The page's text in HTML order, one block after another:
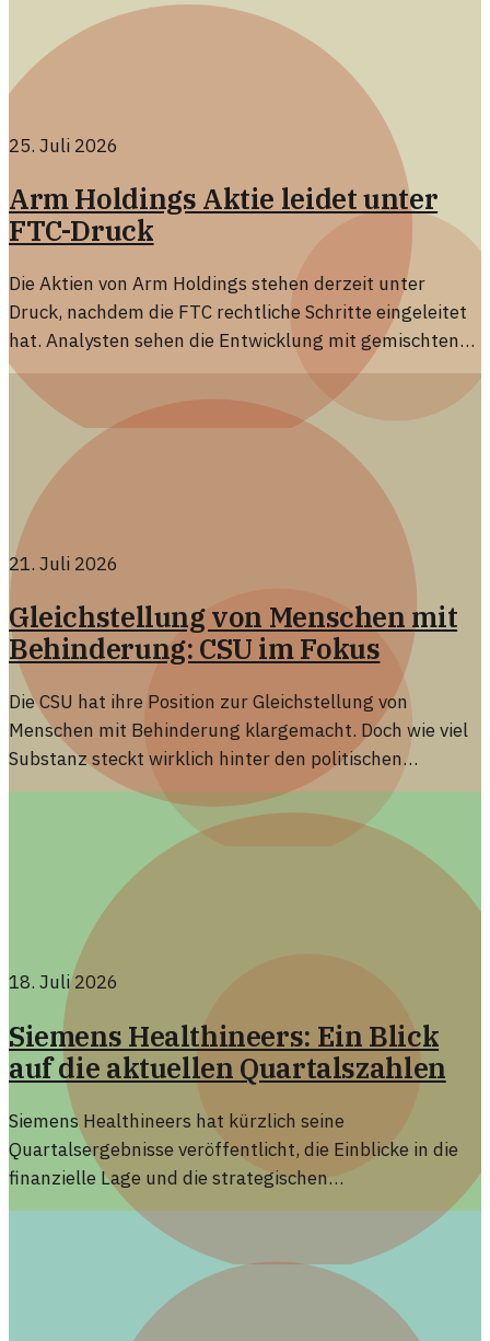
25. Juli 2026
Arm Holdings Aktie leidet unter
FTC-Druck
Die Aktien von Arm Holdings stehen derzeit unter
Druck, nachdem die FTC rechtliche Schritte eingeleitet
hat. Analysten sehen die Entwicklung mit gemischten
Gefühlen.
21. Juli 2026
Gleichstellung von Menschen mit
Behinderung: CSU im Fokus
Die CSU hat ihre Position zur Gleichstellung von
Menschen mit Behinderung klargemacht. Doch wie viel
Substanz steckt wirklich hinter den politischen
Ankündigungen?
18. Juli 2026
Siemens Healthineers: Ein Blick
auf die aktuellen Quartalszahlen
Siemens Healthineers hat kürzlich seine
Quartalsergebnisse veröffentlicht, die Einblicke in die
finanzielle Lage und die strategischen
Herausforderungen des Unternehmens bieten. Diese
Ergebnisse reflektieren nicht nur die aktuelle
Marktposition, sondern auch die Zukunftsperspektiven
der Medizintechniksparte.